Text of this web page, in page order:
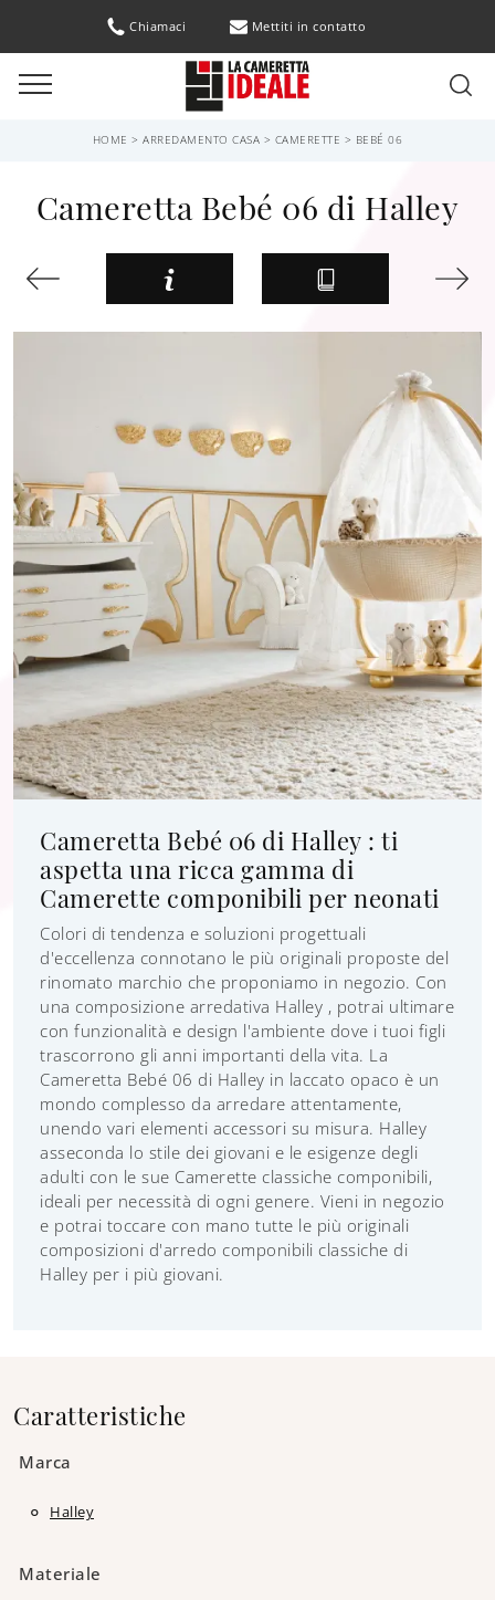
Chiamaci Mettiti in contatto
HOME >ARREDAMENTO CASA > CAMERETTE > BEBÉ 06
Cameretta Bebé 06 di Halley
Cameretta Bebé 06 di Halley : ti
aspetta una ricca gamma di
Camerette componibili per neonati
Colori di tendenza e soluzioni progettuali
d'eccellenza connotano le più originali proposte del
rinomato marchio che proponiamo in negozio. Con
una composizione arredativa Halley , potrai ultimare
con funzionalità e design l'ambiente dove i tuoi figli
trascorrono gli anni importanti della vita. La
Cameretta Bebé 06 di Halley in laccato opaco è un
mondo complesso da arredare attentamente,
unendo vari elementi accessori su misura. Halley
asseconda lo stile dei giovani e le esigenze degli
adulti con le sue Camerette classiche componibili,
ideali per necessità di ogni genere. Vieni in negozio
e potrai toccare con mano tutte le più originali
composizioni d'arredo componibili classiche di
Halley per i più giovani.
Caratteristiche
Marca
Halley
Materiale